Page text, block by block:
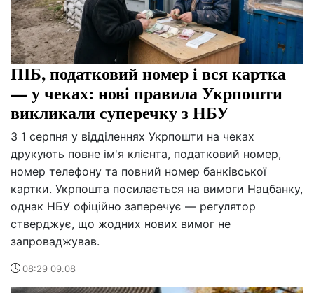
ПІБ, податковий номер і вся картка
— у чеках: нові правила Укрпошти
викликали суперечку з НБУ
З 1 серпня у відділеннях Укрпошти на чеках
друкують повне ім'я клієнта, податковий номер,
номер телефону та повний номер банківської
картки. Укрпошта посилається на вимоги Нацбанку,
однак НБУ офіційно заперечує — регулятор
стверджує, що жодних нових вимог не
запроваджував.
08:29 09.08